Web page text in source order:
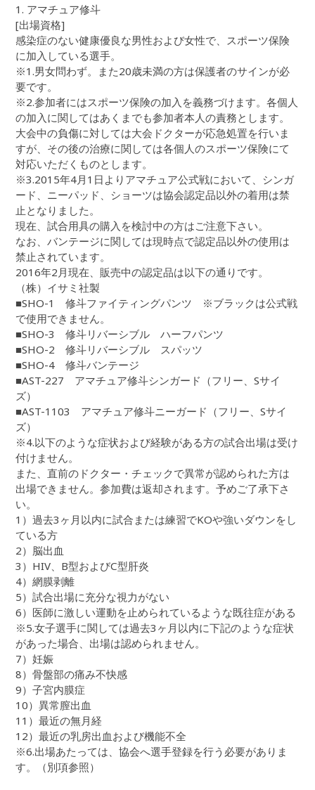
1. アマチュア修斗
[出場資格]
感染症のない健康優良な男性および女性で、スポーツ保険
に加入している選手。
※1.男女問わず。また20歳未満の方は保護者のサインが必
要です。
※2.参加者にはスポーツ保険の加入を義務づけます。各個人
の加入に関してはあくまでも参加者本人の責務とします。
大会中の負傷に対しては大会ドクターが応急処置を行いま
すが、その後の治療に関しては各個人のスポーツ保険にて
対応いただくものとします。
※3.2015年4月1日よりアマチュア公式戦において、シンガ
ード、ニーパッド、ショーツは協会認定品以外の着用は禁
止となりました。
現在、試合用具の購入を検討中の方はご注意下さい。
なお、バンテージに関しては現時点で認定品以外の使用は
禁止されています。
2016年2月現在、販売中の認定品は以下の通りです。
（株）イサミ社製
■SHO-1 修斗ファイティングパンツ ※ブラックは公式戦
で使用できません。
■SHO-3 修斗リバーシブル ハーフパンツ
■SHO-2 修斗リバーシブル スパッツ
■SHO-4 修斗バンテージ
■AST-227 アマチュア修斗シンガード（フリー、Sサイ
ズ）
■AST-1103 アマチュア修斗ニーガード（フリー、Sサイ
ズ）
※4.以下のような症状および経験がある方の試合出場は受け
付けません。
また、直前のドクター・チェックで異常が認められた方は
出場できません。参加費は返却されます。予めご了承下さ
い。
1）過去3ヶ月以内に試合または練習でKOや強いダウンをし
ている方
2）脳出血
3）HIV、B型およびC型肝炎
4）網膜剥離
5）試合出場に充分な視力がない
6）医師に激しい運動を止められているような既往症がある
※5.女子選手に関しては過去3ヶ月以内に下記のような症状
があった場合、出場は認められません。
7）妊娠
8）骨盤部の痛み不快感
9）子宮内膜症
10）異常膣出血
11）最近の無月経
12）最近の乳房出血および機能不全
※6.出場あたっては、協会へ選手登録を行う必要がありま
す。（別項参照）